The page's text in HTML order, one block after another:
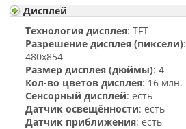
Дисплей
Технология дисплея: TFT
Разрешение дисплея (пиксели):
480x854
Размер дисплея (дюймы): 4
Кол-во цветов дисплея: 16 млн.
Сенсорный дисплей: есть
Датчик освещённости: есть
Датчик приближения: есть